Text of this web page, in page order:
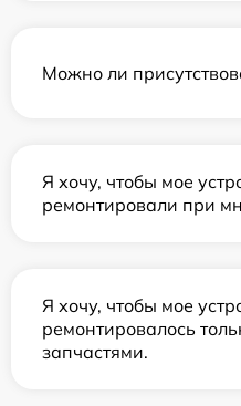
Можно ли
Я хочу, чтобы мое
ремонтировали при
Я хочу, чтобы мое
ремонтировалось
запчастями.